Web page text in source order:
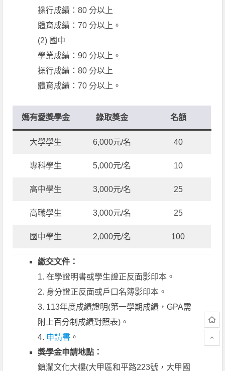
操行成績：80 分以上
體育成績：70 分以上。
(2) 國中
學業成績：90 分以上。
操行成績：80 分以上
體育成績：70 分以上。
媽有愛獎學金 錄取獎金 名額
大學學生 6,000元/名 40
專科學生 5,000元/名 10
高中學生 3,000元/名 25
高職學生 3,000元/名 25
國中學生 2,000元/名 100
繳交文件：
1. 在學證明書或學生證正反面影印本。
2. 身分證正反面或戶口名簿影印本。
3. 113年度成績證明(第一學期成績，GPA需
附上百分制成績對照表)。
4. 申請書 。
獎學金申請地點：
鎮瀾文化大樓(大甲區和平路223號，大甲國